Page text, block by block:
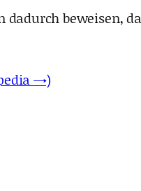
dadurch beweisen,
→)